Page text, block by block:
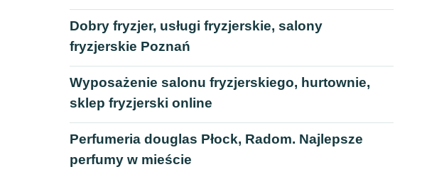
Dobry fryzjer, usługi fryzjerskie, salony
fryzjerskie Poznań
Wyposażenie salonu fryzjerskiego, hurtownie,
sklep fryzjerski online
Perfumeria douglas Płock, Radom. Najlepsze
perfumy w mieście